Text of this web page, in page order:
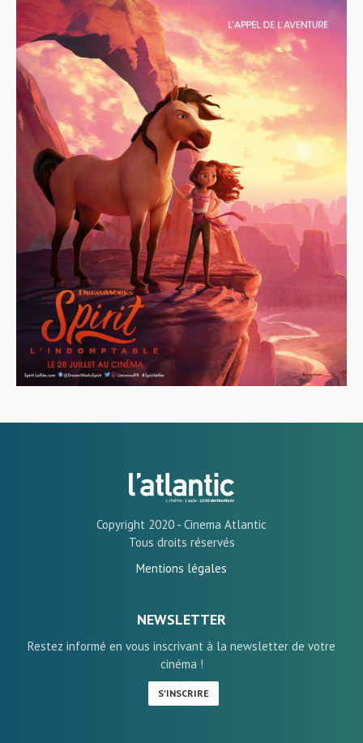
Copyright 2020 - Cinema Atlantic
Tous droits réservés
Mentions légales
NEWSLETTER
Restez informé en vous inscrivant à la newsletter de votre
cinéma !
S'INSCRIRE